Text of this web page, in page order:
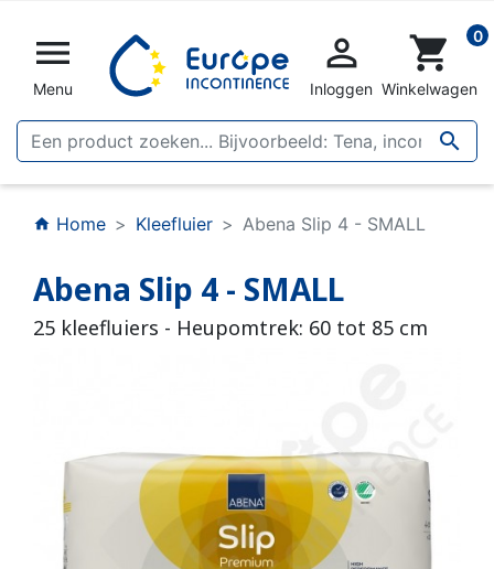

Menu


Inloggen
shopping_cart 0
Winkelwagen
home Home Kleefluier Abena Slip 4 - SMALL
Abena Slip 4 - SMALL
25 kleefluiers - Heupomtrek: 60 tot 85 cm